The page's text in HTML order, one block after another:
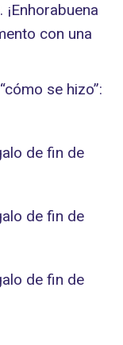
con una
se hizo”: